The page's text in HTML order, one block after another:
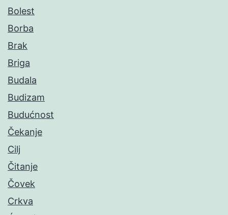
Bolest
Borba
Brak
Briga
Budala
Budizam
Budućnost
Čekanje
Cilj
Čitanje
Čovek
Crkva